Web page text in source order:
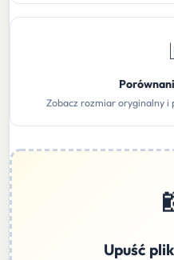
Zobacz rozmiar oryginalny i
Upuść